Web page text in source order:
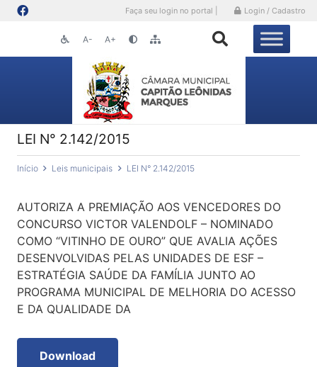
Faça seu login no portal | Login / Cadastro
A- A+
LEI N° 2.142/2015
Início Leis municipais LEI N° 2.142/2015
AUTORIZA A PREMIAÇÃO AOS VENCEDORES DO
CONCURSO VICTOR VALENDOLF – NOMINADO
COMO “VITINHO DE OURO” QUE AVALIA AÇÕES
DESENVOLVIDAS PELAS UNIDADES DE ESF –
ESTRATÉGIA SAÚDE DA FAMÍLIA JUNTO AO
PROGRAMA MUNICIPAL DE MELHORIA DO ACESSO
E DA QUALIDADE DA
Download